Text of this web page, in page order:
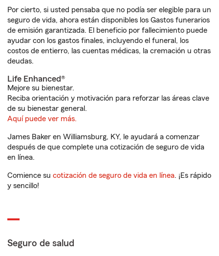
Por cierto, si usted pensaba que no podía ser elegible para un
seguro de vida, ahora están disponibles los Gastos funerarios
de emisión garantizada. El beneficio por fallecimiento puede
ayudar con los gastos finales, incluyendo el funeral, los
costos de entierro, las cuentas médicas, la cremación u otras
deudas.
Life Enhanced®
Mejore su bienestar.
Reciba orientación y motivación para reforzar las áreas clave
de su bienestar general.
Aquí puede ver más.
James Baker en Williamsburg, KY, le ayudará a comenzar
después de que complete una cotización de seguro de vida
en línea.
Comience su cotización de seguro de vida en línea. ¡Es rápido
y sencillo!
Seguro de salud